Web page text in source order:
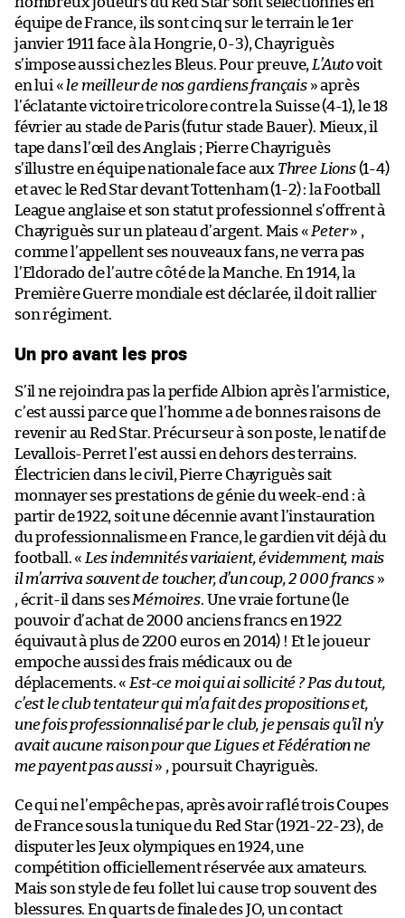
équipe de France, ils sont cinq sur le terrain le 1er
janvier 1911 face à la Hongrie, 0-3), Chayriguès
s’impose aussi chez les Bleus. Pour preuve, L’Autovoit
en lui « le meilleur de nos gardiens français» après
l’éclatante victoire tricolore contre la Suisse (4-1), le 18
février au stade de Paris (futur stade Bauer). Mieux, il
tape dans l’œil des Anglais ; Pierre Chayriguès
s’illustre en équipe nationale face aux Three Lions(1-4)
et avec le Red Star devant Tottenham (1-2) : la Football
League anglaise et son statut professionnel s’offrent à
Chayriguès sur un plateau d’argent. Mais « Peter» ,
comme l’appellent ses nouveaux fans, ne verra pas
l’Eldorado de l’autre côté de la Manche. En 1914, la
Première Guerre mondiale est déclarée, il doit rallier
son régiment.
Un pro avant les pros
S’il ne rejoindra pas la perfide Albion après l’armistice,
c’est aussi parce que l’homme a de bonnes raisons de
revenir au Red Star. Précurseur à son poste, le natif de
Levallois-Perret l’est aussi en dehors des terrains.
Électricien dans le civil, Pierre Chayriguès sait
monnayer ses prestations de génie du week-end : à
partir de 1922, soit une décennie avant l’instauration
du professionnalisme en France, le gardien vit déjà du
football. « Les indemnités variaient, évidemment, mais
il m’arriva souvent de toucher, d’un coup, 2 000 francs »
, écrit-il dans sesMémoires. Une vraie fortune (le
pouvoir d’achat de 2000 anciens francs en 1922
équivaut à plus de 2200 euros en 2014) ! Et le joueur
empoche aussi des frais médicaux ou de
déplacements. « Est-ce moi qui ai sollicité ? Pas du tout,
c’est le club tentateur qui m’a fait des propositions et,
une fois professionnalisé par le club, je pensais qu’il n’y
avait aucune raison pour que Ligues et Fédération ne
me payent pas aussi» , poursuit Chayriguès.
Ce qui ne l’empêche pas, après avoir raflé trois Coupes
de France sous la tunique du Red Star (1921-22-23), de
disputer les Jeux olympiques en 1924, une
compétition officiellement réservée aux amateurs.
Mais son style de feu follet lui cause trop souvent des
blessures. En quarts de finale des JO, un contact